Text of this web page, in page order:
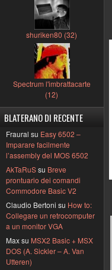
shuriken80 (32)
Spectrum l'imbrattacarte
(12)
BLATERANO DI RECENTE
Fraural su Easy 6502 –
Imparare facilmente
l’assembly del MOS 6502
AkTaRuSsu Breve
prontuario dei comandi
Commodore Basic V2
Claudio Bertoni su How to:
Collegare un retrocomputer
a un monitor VGA
Max su MSX2 Basic + MSX
DOS (A. Sickler – A. Van
Utteren)